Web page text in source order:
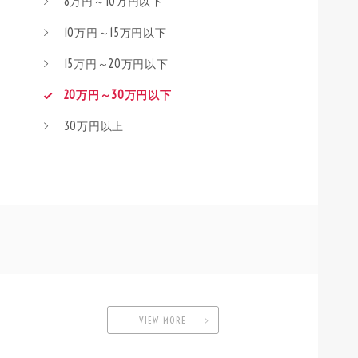
10万円～15万円以下
15万円～20万円以下
20万円～30万円以下
30万円以上
VIEW MORE